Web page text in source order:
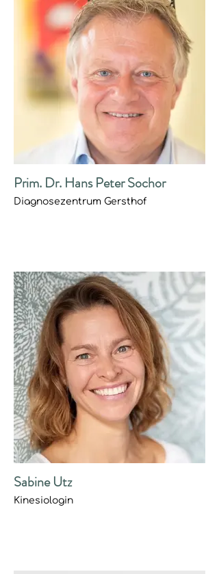
Prim. Dr. Hans Peter Sochor
Diagnosezentrum Gersthof
Sabine Utz
Kinesiologin